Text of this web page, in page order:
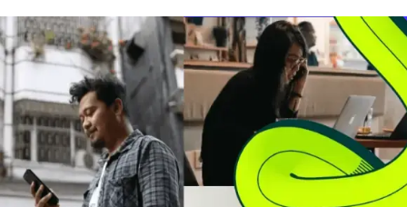
menyatakan Demokrat enggan
mendukung RUU kripto yang
dipimpin Republik, dan sebagian
besar...
Laporan
kemungkinan
bunga The Fed
September,
m...